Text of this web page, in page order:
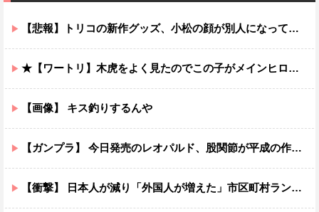
【悲報】トリコの新作グッズ、小松の顔が別人になってしまうｗｗｗｗ
★【ワートリ】木虎をよく見たのでこの子がメインヒロインだと思ってたら、はじめて読んだとき違って驚いた
【画像】 キス釣りするんや
【ガンプラ】 今日発売のレオパルド、股関節が平成の作りすぎる…
【衝撃】 日本人が減り「外国人が増えた」市区町村ランキング…TOP5がこちらｗｗｗｗｗｗ